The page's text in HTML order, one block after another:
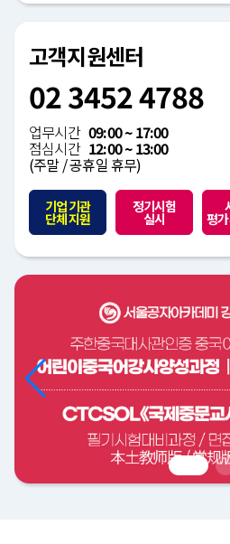
고객지원센터
02 3452 4788
업무시간 09:00 ~ 17:00
점심시간 12:00 ~ 13:00
(주말 / 공휴일 휴무)
기업 기관
단체 지원
정기시험
실시 평